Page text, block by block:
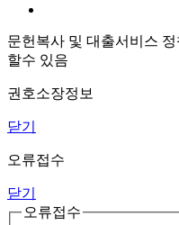
문헌복사 및 대출서비스
할수 있음
권호소장정보
닫기
오류접수
닫기
오류접수